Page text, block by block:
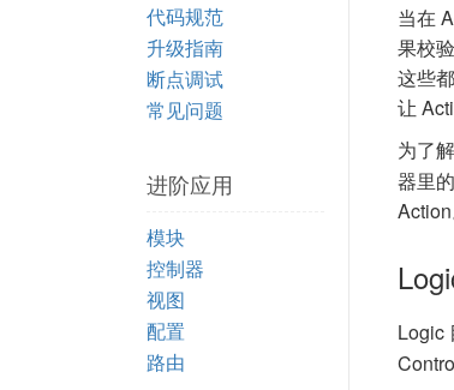
代码规范
升级指南
断点调试
常见问题
进阶应用
模块
控制器
视图
配置
路由
当在
果校
这些
让
为了
器里
Action
Logic